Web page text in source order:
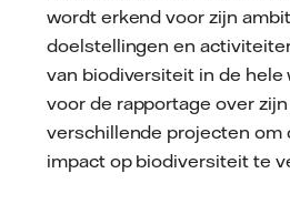
wordt erkend voor zijn
doelstellingen en
van biodiversiteit in de hele
voor de rapportage over
verschillende projecten om
impact op biodiversiteit te